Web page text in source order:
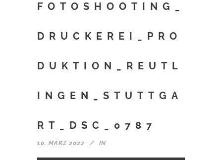
FOTOSHOOTING_
DRUCKEREI_PRO
DUKTION_REUTL
INGEN_STUTTGA
RT_DSC_0787
10. MÄRZ 2022 IN